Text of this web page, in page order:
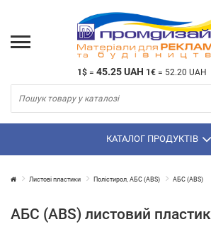
1$ = 45.25 UAH 1€ = 52.20 UAH
КАТАЛОГ ПРОДУКТІВ
Листові пластики Полістирол, АБС (ABS) АБС (ABS)
АБС (ABS) листовий пластик